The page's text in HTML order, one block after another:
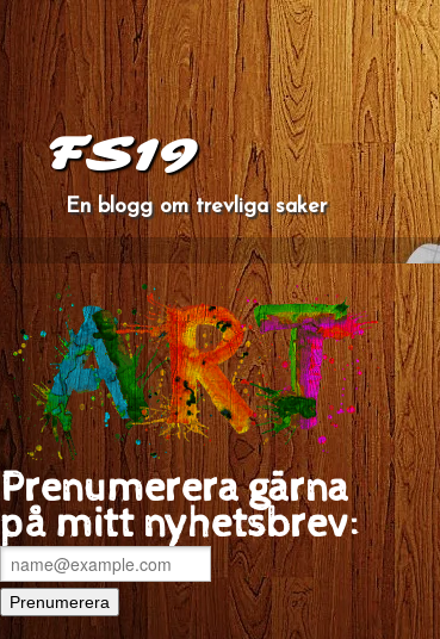
FS19
En blogg om trevliga saker
Prenumerera gärna
på mitt nyhetsbrev: